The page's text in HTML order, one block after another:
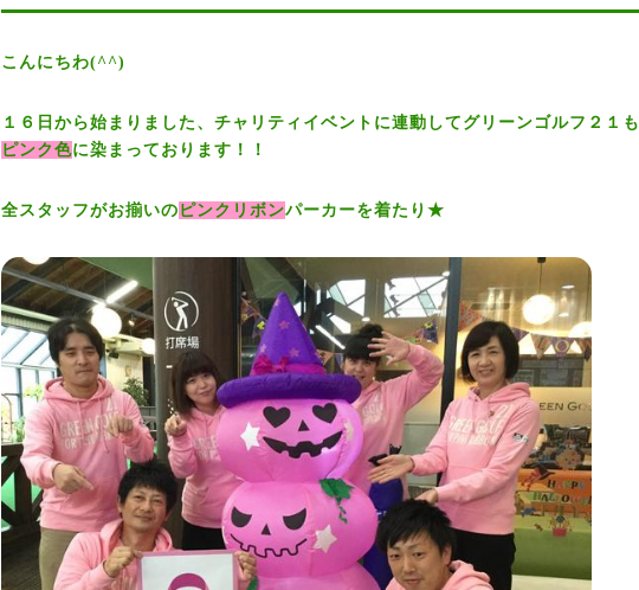
こんにちわ(^^)
１６日から始まりました、 チャリティイベント に連動してグリーンゴルフ２１も
ピンク色に染まっております！！
全スタッフがお揃いの ピンクリボンパーカーを着たり★